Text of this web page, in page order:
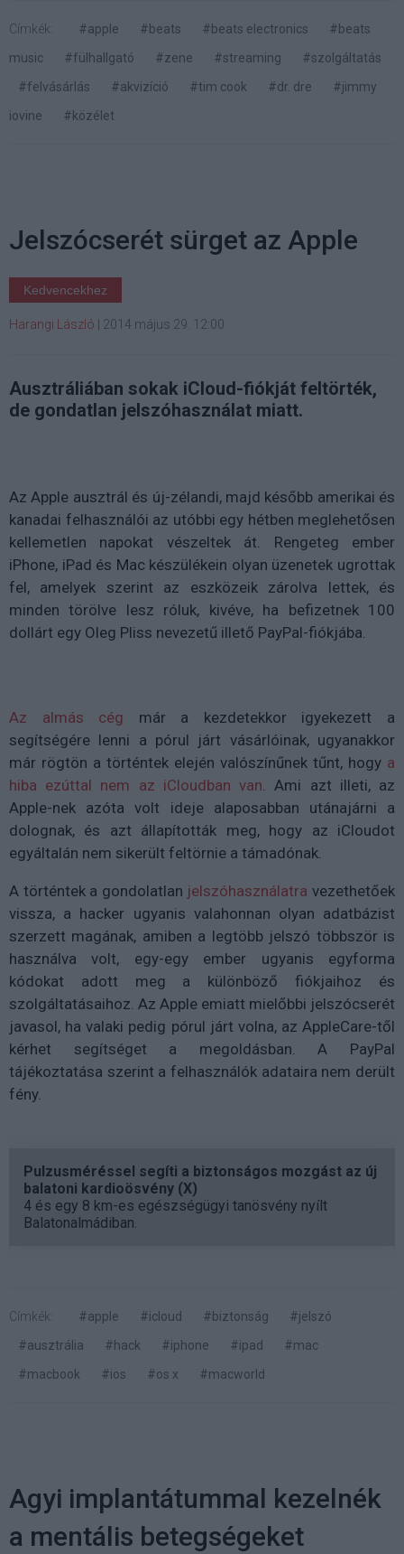
Címkék: #apple #beats #beats electronics
#beats
music
#fülhallgató #zene #streaming
#szolgáltatás
#felvásárlás
#akvizíció #tim cook #dr. dre
#jimmy
iovine
#közélet
Jelszócserét sürget az Apple
Kedvencekhez
Harangi László 2014 május 29. 12:00
Ausztráliában sokak iCloud-fiókját feltörték,
de gondatlan jelszóhasználat miatt.
Az Apple ausztrál és új-zélandi, majd később amerikai és
kanadai felhasználói az utóbbi egy hétben meglehetősen
kellemetlen napokat vészeltek át. Rengeteg ember
iPhone, iPad és Mac készülékein olyan üzenetek ugrottak
fel, amelyek szerint az eszközeik zárolva lettek, és
minden törölve lesz róluk, kivéve, ha befizetnek 100
dollárt egy Oleg Pliss nevezetű illető PayPal-fiókjába.
Az almás cég már a kezdetekkor igyekezett a
segítségére lenni a pórul járt vásárlóinak, ugyanakkor
már rögtön a történtek elején valószínűnek tűnt, hogy a
hiba ezúttal nem az iCloudban van. Ami azt illeti, az
Apple-nek azóta volt ideje alaposabban utánajárni a
dolognak, és azt állapították meg, hogy az iCloudot
egyáltalán nem sikerült feltörnie a támadónak.
A történtek a gondolatlan jelszóhasználatra vezethetőek
vissza, a hacker ugyanis valahonnan olyan adatbázist
szerzett magának, amiben a legtöbb jelszó többször is
használva volt, egy-egy ember ugyanis egyforma
kódokat adott meg a különböző fiókjaihoz és
szolgáltatásaihoz. Az Apple emiatt mielőbbi jelszócserét
javasol, ha valaki pedig pórul járt volna, az AppleCare-től
kérhet segítséget a megoldásban. A PayPal
tájékoztatása szerint a felhasználók adataira nem derült
fény.
Pulzusméréssel segíti a biztonságos mozgást az új
balatoni kardioösvény (X)
4 és egy 8 km-es egészségügyi tanösvény nyílt
Balatonalmádiban.
Címkék: #apple #icloud #biztonság
#jelszó
#ausztrália
#hack #iphone #ipad
#mac
#macbook
#ios #os x #macworld
Agyi implantátummal kezelnék
a mentális betegségeket